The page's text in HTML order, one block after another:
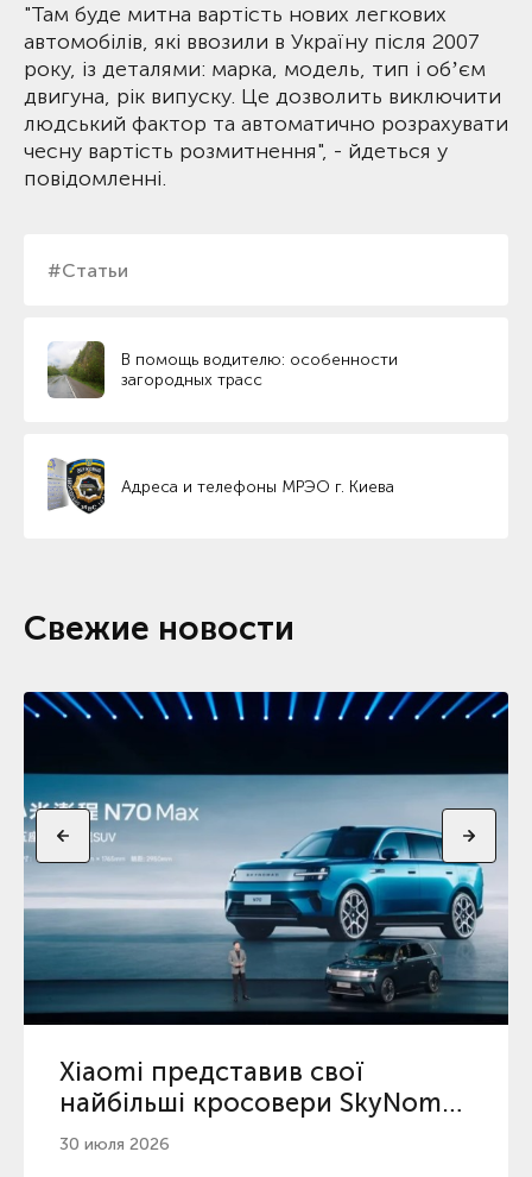
#Статьи
В помощь водителю: особенности
загородных трасс
Адреса и телефоны МРЭО г. Киева
"Там буде митна вартість нових легкових
автомобілів, які ввозили в Україну після 2007
року, із деталями: марка, модель, тип і обʼєм
двигуна, рік випуску. Це дозволить виключити
людський фактор та автоматично розрахувати
чесну вартість розмитнення", - йдеться у
повідомленні.
Свежие новости
Xiaomi представив свої
найбільші кросовери SkyNomad
з максимальним пробігом
30 июля 2026